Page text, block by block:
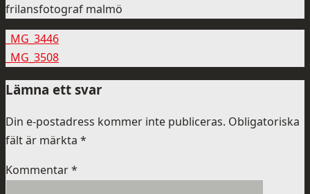
frilansfotograf malmö
_MG_3446
_MG_3508
Lämna ett svar
Din e-postadress kommer inte publiceras. Obligatoriska
fält är märkta *
Kommentar*